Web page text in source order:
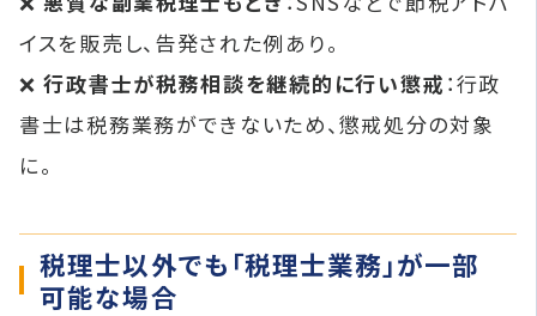
イスを販売し、告発された例あり。
❌行政書士が税務相談を継続的に行い懲戒 ：行政
書士は税務業務ができないため、懲戒処分の対象
に。
税理士以外でも「税理士業務」が一部
可能な場合